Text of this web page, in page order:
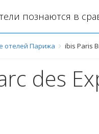
познаются в
отелей Парижа ibis Paris
des